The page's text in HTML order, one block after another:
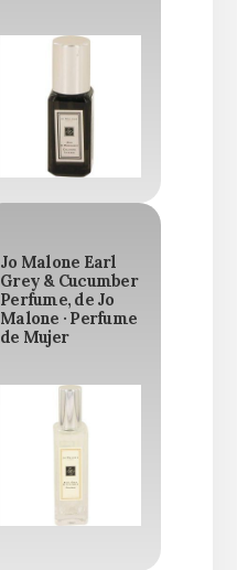
Jo Malone Earl
Grey & Cucumber
Perfume, de Jo
Malone · Perfume
de Mujer